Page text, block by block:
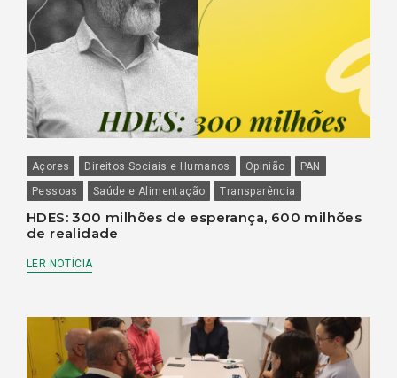
Açores Direitos Sociais e Humanos Opinião
PAN
Pessoas
Saúde e Alimentação Transparência
HDES: 300 milhões de esperança, 600 milhões
de realidade
LER NOTÍCIA